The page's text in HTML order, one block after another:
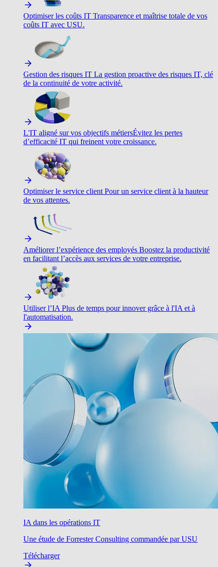
Optimiser les coûts IT Transparence et maîtrise totale de vos
coûts IT avec USU.
Gestion des risques IT La gestion proactive des risques IT, clé
de la continuité de votre activité.
L'IT aligné sur vos objectifs métiersÉvitez les pertes
d’efficacité IT qui freinent votre croissance.
Optimiser le service client Pour un service client à la hauteur
de vos attentes.
Améliorer l’expérience des employés Boostez la productivité
en facilitant l’accès aux services de votre entreprise.
Utiliser l’IA Plus de temps pour innover grâce à l'IA et à
l'automatisation.
IA dans les opérations IT
Une étude de Forrester Consulting commandée par USU
Télécharger